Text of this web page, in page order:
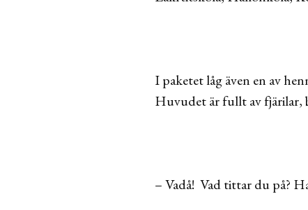
I paketet låg även en av
Huvudet är fullt av fjärilar,
– Vadå! Vad tittar du på?